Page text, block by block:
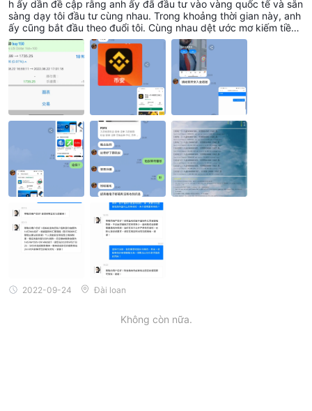
h ấy dần đề cập rằng anh ấy đã đầu tư vào vàng quốc tế và sẵn
sàng dạy tôi đầu tư cùng nhau. Trong khoảng thời gian này, anh
ấy cũng bắt đầu theo đuổi tôi. Cùng nhau dệt ước mơ kiếm tiền,
làm việc chăm chỉ cho tương lai và cùng nhau xây dựng cuộc số
ng tốt đẹp hơn, chúng tôi nói chuyện điện thoại hàng ngày để hạ
thấp cảnh giác của tôi. Sau đó, anh ấy yêu cầu tôi làm theo hướ
ng dẫn của anh ấy, tải xuống Binance, MT5 và Pandora Finance
Co., đồng thời hướng dẫn tôi cách giao dịch từng bước, đồng th
ời đưa tôi gửi tiền USDT. Lúc đầu, tôi đầu tư USDT tương đương
50.000 đô la Đài Loan, và tôi đã kiếm được một khoản lợi nhuận
nhỏ bằng cách mua vàng. , lần thứ hai tôi được kêu gọi gửi tiền
để tăng thu nhập và kiếm thêm tiền gốc, nhưng hoạt động gửi ti
ền mà tôi được yêu cầu tham gia rất lạ. Em trực tiếp gọi điện cho
tôi vay, tôi cho vay gần 1,2 triệu Đài tệ. Tôi đã cho thu nhập 138
88USDT. Tôi thực sự thấy khoản tiền thưởng thu nhập 13888 tro
ng tài khoản của mình, nhưng nó không được nêu rõ trong sự kiệ
n và người ta không nói rằng số tiền gửi ít hơn hoạt động sẽ bị k
hấu trừ 5% trên số dư hàng ngày, và tôi không thể rút tiền. Sau
đó, tôi sẽ sẵn sàng rút tiền mặt. Bây giờ dịch vụ khách hàng nói r
ằng họ muốn tôi trả thêm 20% lợi nhuận. Tôi nghĩ tại sao không tr
ừ thẳng vào lợi nhuận thu được, tại sao lại phải đóng thêm khoản
thuế này.
2022-09-24 Đài loan
Không còn nữa.